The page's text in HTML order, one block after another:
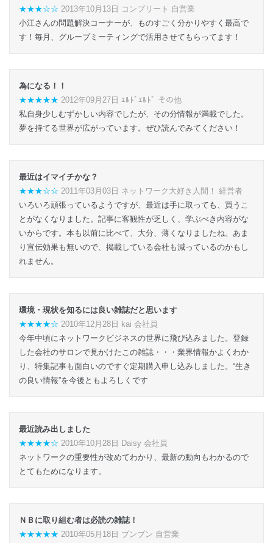
★★★☆☆ 2013年10月13日 コンプリート 自営業
小江さんの問題解決コーナーが、ものすごく分かりやすく最高で
す！毎月、グループミーティングで活用させてもらってます！
為になる！！
★★★★★ 2012年09月27日 ｴﾙﾄﾞｴﾙﾄﾞ その他
私自身少しむずかしい内容でしたが、その分情報が満載でした。
夢を持てる世界が広がっています。ぜひ読んでみてください！
最近はイマイチかな？
★★★☆☆ 2011年03月03日 ネットワーク大好き人間！ 経営者
いろいろ頑張っているようですが、最近は手に取っても、買うこ
とがなくなりました。記事に客観性が乏しく、学ぶべき内容がな
いからです。本も以前に比べて、大分、薄くなりましたね。あま
り宣伝効果も無いので、掲載している会社も減っているのかもし
れません。
環境・現状を知るには良い雑誌だと思います
★★★★☆ 2010年12月28日 kai 会社員
今年中頃にネットワークビジネスの世界に飛び込みました。登録
した会社のサロンで見かけたこの雑誌・・・業界情報かよくわか
り、特集記事も面白いのですぐ定期購入申し込みしました。“生き
の良い情報”を今後ともよろしくです
最近読み出しました
★★★★☆ 2010年10月28日 Daisy 会社員
ネットワークの重要性が改めてわかり、最新の動向もわかるので
とてもためになります。
ＮＢに取り組む者は必読の雑誌！
★★★★★ 2010年05月18日 ブンブン 自営業